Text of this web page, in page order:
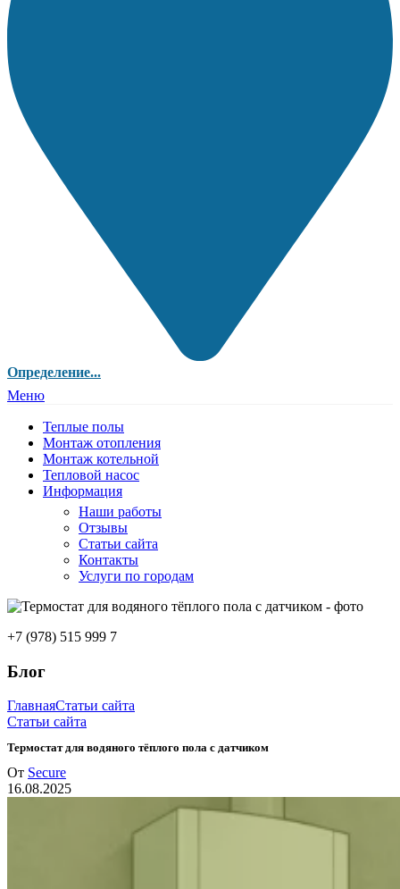
Определение...
Меню
Теплые полы
Монтаж отопления
Монтаж котельной
Тепловой насос
Информация
Наши работы
Отзывы
Статьи сайта
Контакты
Услуги по городам
+7 (978) 515 999 7
Блог
ГлавнаяСтатьи сайта
Статьи сайта
Термостат для водяного тёплого пола с датчиком
От Secure
16.08.2025